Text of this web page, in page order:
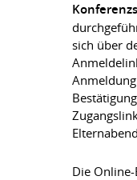
sich über
Die